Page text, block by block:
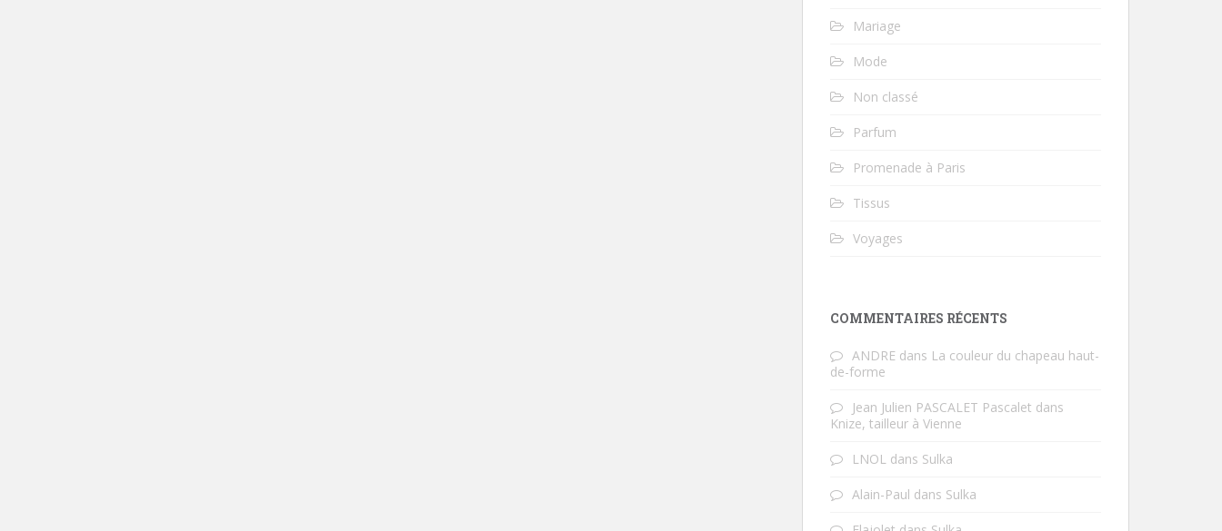
Mariage
Mode
Non classé
Parfum
Promenade à Paris
Tissus
Voyages
COMMENTAIRES RÉCENTS
ANDRE dans La couleur du chapeau haut-
de-forme
Jean Julien PASCALET Pascalet dans
Knize, tailleur à Vienne
LNOL dans Sulka
Alain-Paul dans Sulka